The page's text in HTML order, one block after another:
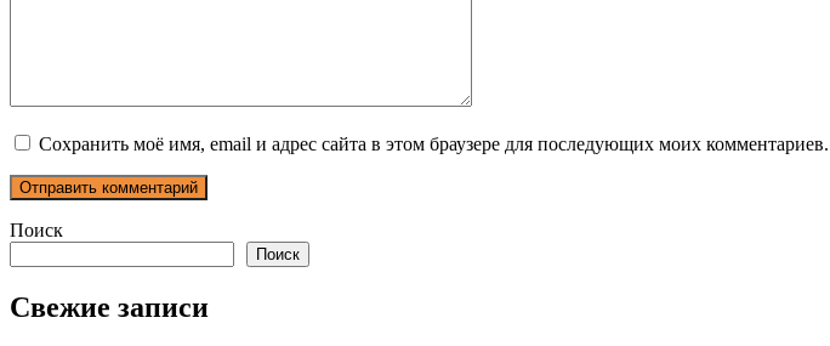
Сохранить моё имя, email и адрес сайта в этом браузере для последующих моих комментариев.
Поиск
Поиск
Свежие записи